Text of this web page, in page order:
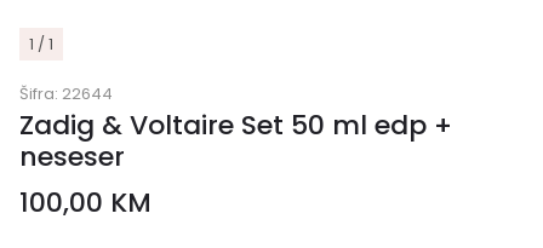
1 / 1
Šifra: 22644
Zadig & Voltaire Set 50 ml edp +
neseser
100,00 KM